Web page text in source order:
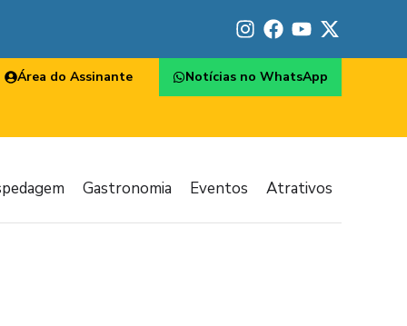
Área do Assinante Notícias no WhatsApp
Gastronomia Eventos Atrativos